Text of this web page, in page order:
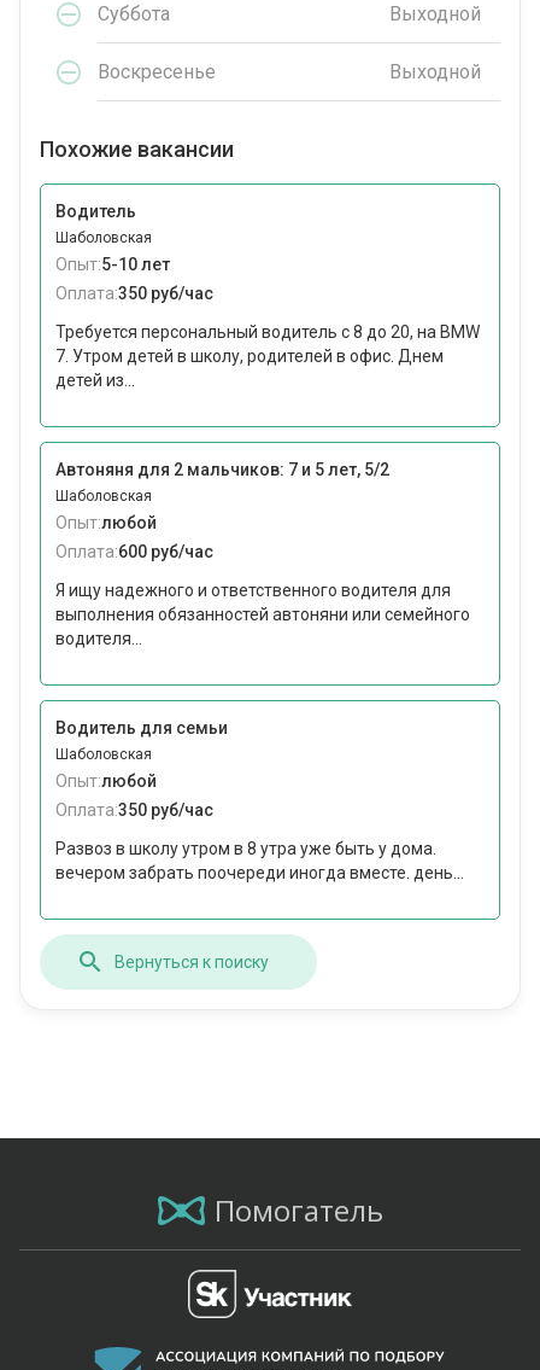
Суббота Выходной
Воскресенье Выходной
Похожие вакансии
Водитель
Шаболовская
Опыт:5-10 лет
Оплата:350 руб/час
Требуется персональный водитель с 8 до 20, на BMW
7. Утром детей в школу, родителей в офис. Днем
детей из...
Автоняня для 2 мальчиков: 7 и 5 лет, 5/2
Шаболовская
Опыт:любой
Оплата:600 руб/час
Я ищу надежного и ответственного водителя для
выполнения обязанностей автоняни или семейного
водителя...
Водитель для семьи
Шаболовская
Опыт:любой
Оплата:350 руб/час
Развоз в школу утром в 8 утра уже быть у дома.
вечером забрать поочереди иногда вместе. день...
Вернуться к поиску
Помогатель